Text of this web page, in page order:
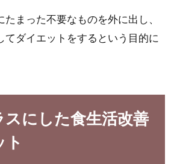
ォーキングを運動として定期的に行っていら
。モチベー...
まった不要なものを外に出し、
てダイエットをするという目的に
スにした食生活改善
ト